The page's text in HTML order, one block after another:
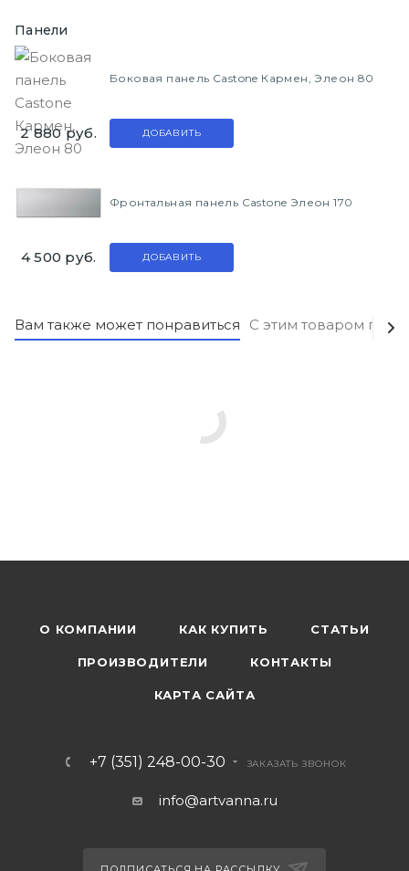
Панели
Боковая панель Castone Кармен, Элеон 80
2 880руб. ДОБАВИТЬ
Фронтальная панель Castone Элеон 170
4 500 руб. ДОБАВИТЬ
Вам также может понравиться С этим товаром
О КОМПАНИИ КАК КУПИТЬ СТАТЬИ
ПРОИЗВОДИТЕЛИ КОНТАКТЫ
КАРТА САЙТА
+7 (351) 248-00-30 ЗАКАЗАТЬ ЗВОНОК
info@artvanna.ru